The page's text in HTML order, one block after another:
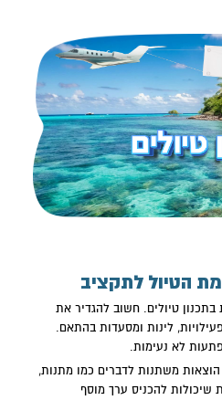
הטיול לתקציב
בתכנון טיולים. חשוב להגדיר את
לינות ומסעדות בהתאם.
לא נעימות.
משתנות לדברים כמו מתנות,
שיכולות להכניס ערך מוסף